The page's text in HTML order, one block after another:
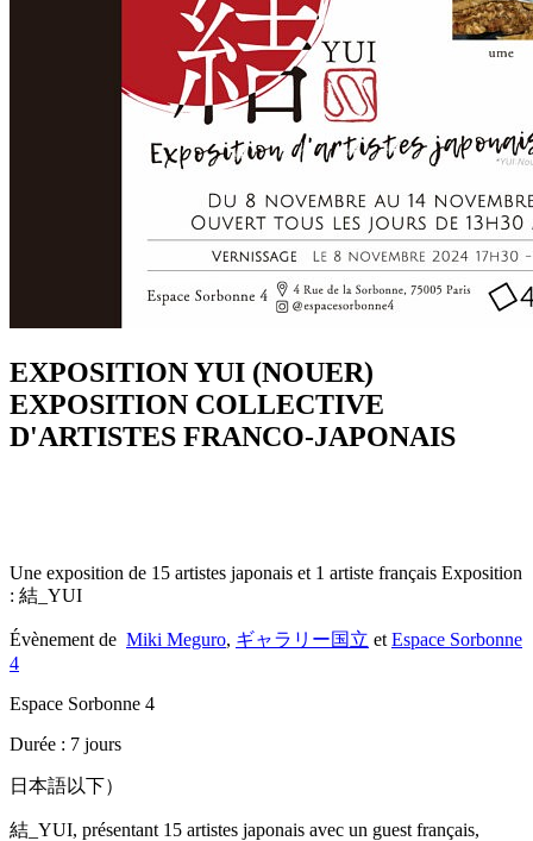
EXPOSITION YUI (NOUER)
EXPOSITION COLLECTIVE
D'ARTISTES FRANCO-JAPONAIS
Une exposition de 15 artistes japonais et 1 artiste français Exposition
: 結_YUI
Évènement de Miki Meguro, ギャラリー国立 et Espace Sorbonne
4
Espace Sorbonne 4
Durée : 7 jours
日本語以下）
結_YUI, présentant 15 artistes japonais avec un guest français,